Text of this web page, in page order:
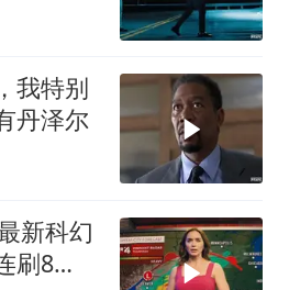
我特别
丹泽尔
新科幻
刷8